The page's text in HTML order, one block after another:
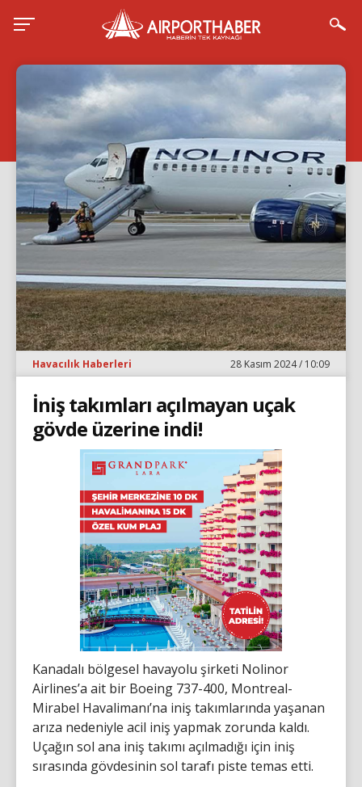
Havacılık Haberleri 28 Kasım 2024 / 10:09
İniş takımları açılmayan uçak
gövde üzerine indi!
Kanadalı bölgesel havayolu şirketi Nolinor
Airlines’a ait bir Boeing 737-400, Montreal-
Mirabel Havalimanı’na iniş takımlarında yaşanan
arıza nedeniyle acil iniş yapmak zorunda kaldı.
Uçağın sol ana iniş takımı açılmadığı için iniş
sırasında gövdesinin sol tarafı piste temas etti.